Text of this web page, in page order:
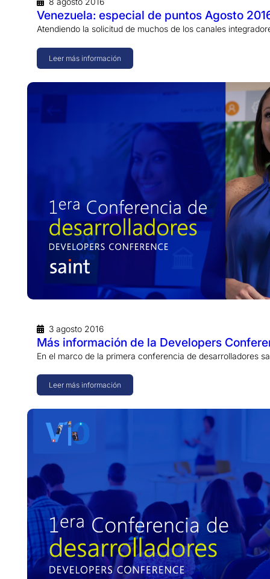
Venezuela: especial de puntos Agosto
Atendiendo la solicitud de muchos de los canales
Leer más información
3 agosto 2016
Más información de la Developers
En el marco de la primera conferencia de desarrolladores
Leer más información